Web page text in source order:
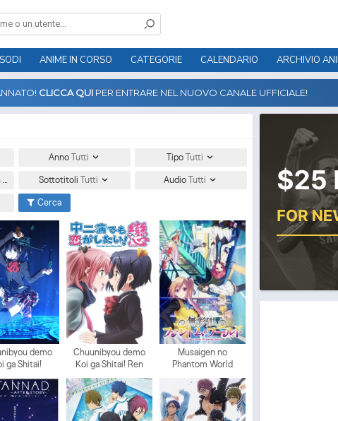
ANIME IN CORSO CATEGORIE CALENDARIO ARCHIVIO
CLICCA QUI PER ENTRARE NEL NUOVO CANALE UFFICIALE!
Anno Tutti TipoTutti
SottotitoliTutti AudioTutti
Cerca
demo
ga Shitai!
Chuunibyou demo
Koi ga Shitai! Ren
Musaigen no
Phantom World